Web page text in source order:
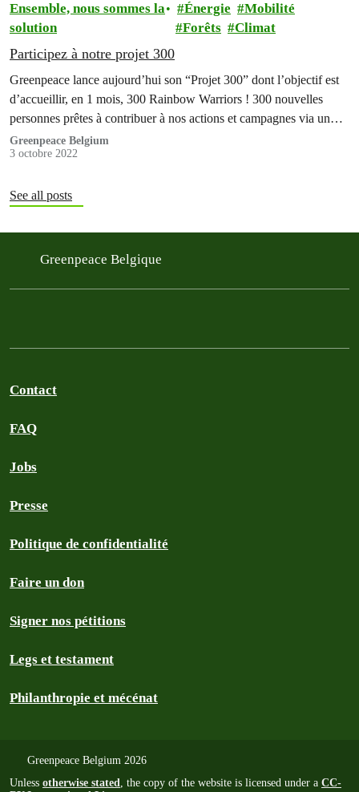
Ensemble, nous sommes la
solution
Énergie
Mobilité
Forêts
Climat
Participez à notre projet 300
Greenpeace lance aujourd’hui son “Projet 300” dont l’objectif est
d’accueillir, en 1 mois, 300 Rainbow Warriors ! 300 nouvelles
personnes prêtes à contribuer à nos actions et campagnes via un
soutien mensuel.
Greenpeace Belgium
3 octobre 2022
See all posts
Greenpeace Belgique
Contact
FAQ
Jobs
Presse
Politique de confidentialité
Faire un don
Signer nos pétitions
Legs et testament
Philanthropie et mécénat
Greenpeace Belgium 2026
Unless otherwise stated, the copy of the website is licensed under a CC-